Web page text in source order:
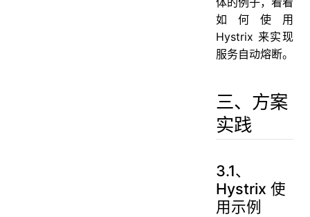
如何使用
Hystrix 来实现
服务自动熔断。
三、方案
实践
3.1、
Hystrix 使
用示例